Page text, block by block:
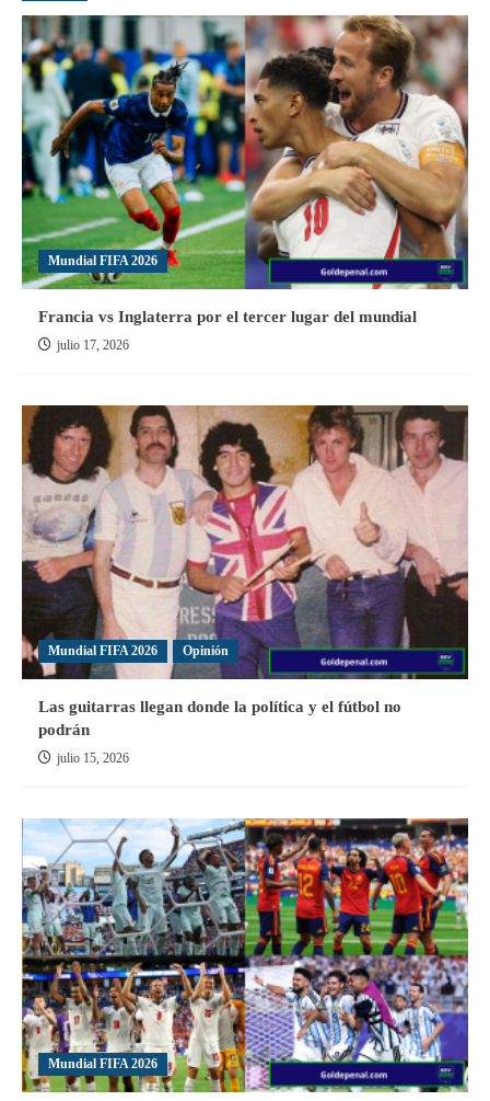
se
campeón
en
la
Serie
B
Mundial FIFA 2026
Francia vs Inglaterra por el tercer lugar del mundial
julio 17, 2026
Mundial FIFA 2026 Opinión
Las guitarras llegan donde la política y el fútbol no
podrán
julio 15, 2026
Mundial FIFA 2026